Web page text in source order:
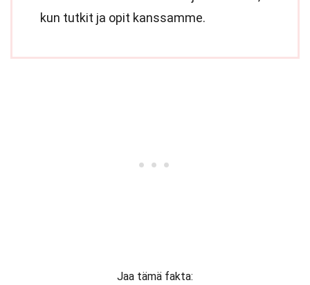
kun tutkit ja opit kanssamme.
Jaa tämä fakta: